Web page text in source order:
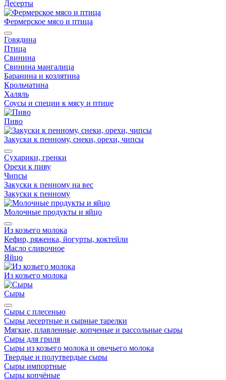
Десерты
Фермерское мясо и птица
Говядина
Птица
Свинина
Свинина мангалица
Баранина и козлятина
Крольчатина
Халяль
Соусы и специи к мясу и птице
Пиво
Закуски к пенному, снеки, орехи, чипсы
Сухарики, гренки
Орехи к пиву
Чипсы
Закуски к пенному на вес
Закуски к пенному
Молочные продукты и яйцо
Из козьего молока
Кефир, ряженка, йогурты, коктейли
Масло сливочное
Яйцо
Из козьего молока
Сыры
Сыры с плесенью
Сыры десертные и сырные тарелки
Мягкие, плавленные, копченые и рассольные сыры
Сыры для гриля
Сыры из козьего молока и овечьего молока
Твердые и полутвердые сыры
Сыры импортные
Сыры копчёные